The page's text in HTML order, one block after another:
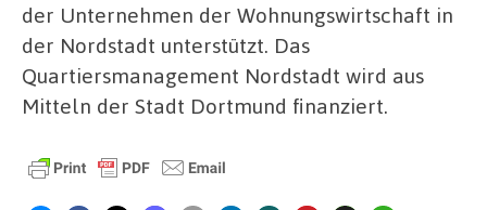
der Unternehmen der Wohnungswirtschaft in
der Nordstadt unterstützt. Das
Quartiersmanagement Nordstadt wird aus
Mitteln der Stadt Dortmund finanziert.